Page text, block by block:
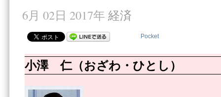
6月 02日 2017年 経済
Pocket
小澤 仁（おざわ・ひとし）